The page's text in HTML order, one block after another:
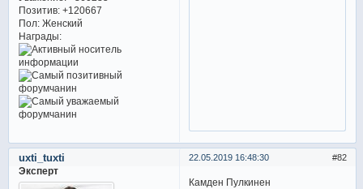
Позитив: +120667
Пол:Женский
Награды:
82
22.05.2019 16:48:30
uxti_tuxti
Эксперт
Камден Пулкинен